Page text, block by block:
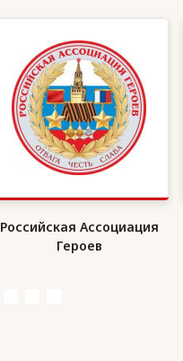
Российская Ассоциация
Героев